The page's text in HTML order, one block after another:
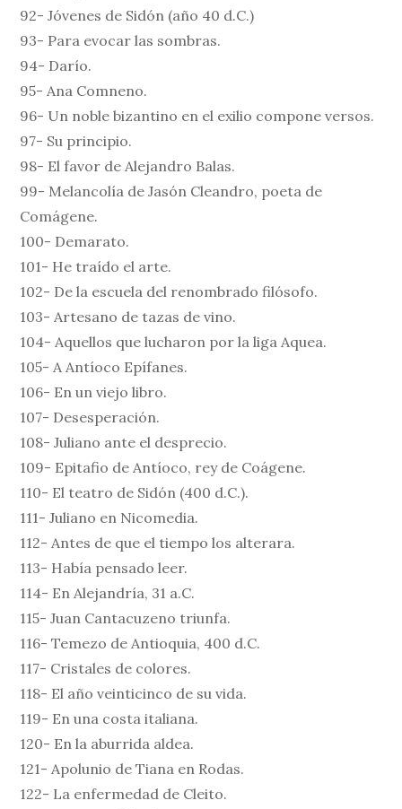
92- Jóvenes de Sidón (año 40 d.C.)
93- Para evocar las sombras.
94- Darío.
95- Ana Comneno.
96- Un noble bizantino en el exilio compone versos.
97- Su principio.
98- El favor de Alejandro Balas.
99- Melancolía de Jasón Cleandro, poeta de
Comágene.
100- Demarato.
101- He traído el arte.
102- De la escuela del renombrado filósofo.
103- Artesano de tazas de vino.
104- Aquellos que lucharon por la liga Aquea.
105- A Antíoco Epífanes.
106- En un viejo libro.
107- Desesperación.
108- Juliano ante el desprecio.
109- Epitafio de Antíoco, rey de Coágene.
110- El teatro de Sidón (400 d.C.).
111- Juliano en Nicomedia.
112- Antes de que el tiempo los alterara.
113- Había pensado leer.
114- En Alejandría, 31 a.C.
115- Juan Cantacuzeno triunfa.
116- Temezo de Antioquia, 400 d.C.
117- Cristales de colores.
118- El año veinticinco de su vida.
119- En una costa italiana.
120- En la aburrida aldea.
121- Apolunio de Tiana en Rodas.
122- La enfermedad de Cleito.